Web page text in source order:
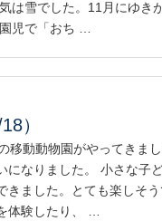
は雪でした。11月にゆき
児で「おち …
）
移動動物園がやってきま
になりました。 小さな子
きました。とても楽しそ
体験したり、 …